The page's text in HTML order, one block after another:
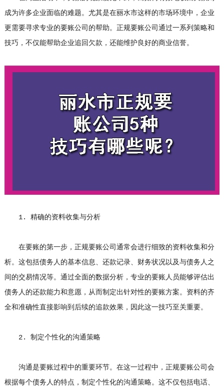
成为许多企业面临的难题。尤其是在丽水市这样的市场环境中，企业
更需要寻求专业的要账公司的帮助。正规要账公司通过一系列策略和
技巧，不仅能帮助企业追回欠款，还能维护良好的商业信誉。
1. 精确的资料收集与分析
在要账的第一步，正规要账公司通常会进行细致的资料收集和分
析。这包括债务人的基本信息、还款记录、财务状况以及与债务人之
间的交易情况等。通过全面的数据分析，专业的要账人员能够评估出
债务人的还款能力和意愿，从而制定出针对性的要账方案。资料的齐
全和准确性直接影响到后续的追款效果，因此这一技巧至关重要。
2. 制定个性化的沟通策略
沟通是要账过程中的重要环节。在这一过程中，正规要账公司会
根据每个债务人的特点，制定个性化的沟通策略。这不仅包括电话、